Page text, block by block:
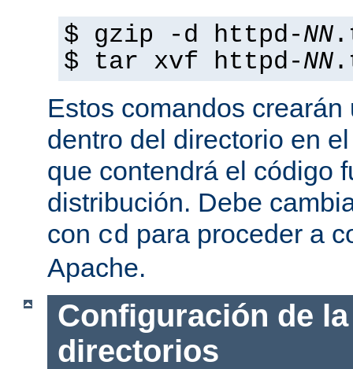
$ gzip -d httpd-NN
$ tar xvf httpd-NN
Estos comandos
dentro del directorio en
que contendrá el código
distribución. Debe
con cd para proceder a
Apache.
Configuración de
directorios